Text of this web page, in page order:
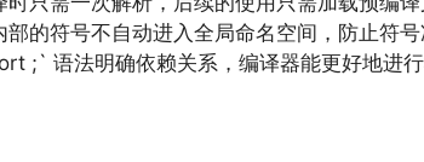
部的符号不自动进入全局命名空间，防止符号
;` 语法明确依赖关系，编译器能更好地进行